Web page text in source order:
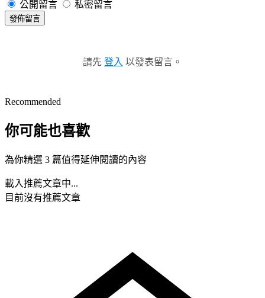
公開留言 私密留言
發佈留言
請先 登入 以發表留言。
Recommended
你可能也喜歡
為你精選 3 篇值得延伸閱讀的內容
載入推薦文章中...
目前沒有推薦文章